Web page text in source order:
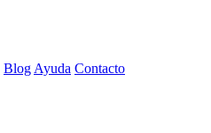
Blog Ayuda Contacto